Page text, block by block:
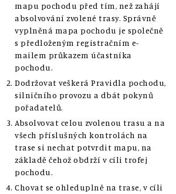
mapu pochodu před tím, než zahájí
absolvování zvolené trasy. Správně
vyplněná mapa pochodu je společně
s předloženým registračním e-
mailem průkazem účastníka
pochodu.
Dodržovat veškerá Pravidla pochodu,
silničního provozu a dbát pokynů
pořadatelů.
Absolvovat celou zvolenou trasu a na
všech příslušných kontrolách na
trase si nechat potvrdit mapu, na
základě čehož obdrží v cíli trofej
pochodu.
Chovat se ohleduplně na trase, v cíli